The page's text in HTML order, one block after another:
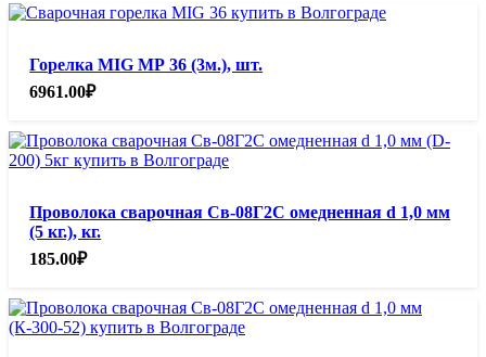
Горелка MIG МР 36 (3м.), шт.
6961.00₽
Проволока сварочная Св-08Г2С омедненная d 1,0 мм
(5 кг.), кг.
185.00₽